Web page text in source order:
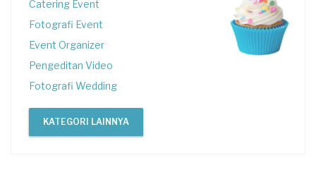
Catering Event
Fotografi Event
Event Organizer
Pengeditan Video
Fotografi Wedding
KATEGORI LAINNYA